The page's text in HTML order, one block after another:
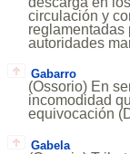
circulación y
reglamentadas
autoridades
Gabarro
(Ossorio) En
incomodidad
equivocación
Gabela